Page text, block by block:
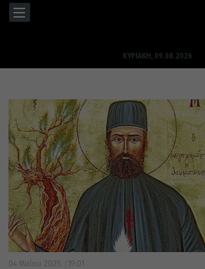
TOGGLE
ΚΥΡΙΑΚΉ, 09.08.2026
04 Μαΐου 2025 19:01